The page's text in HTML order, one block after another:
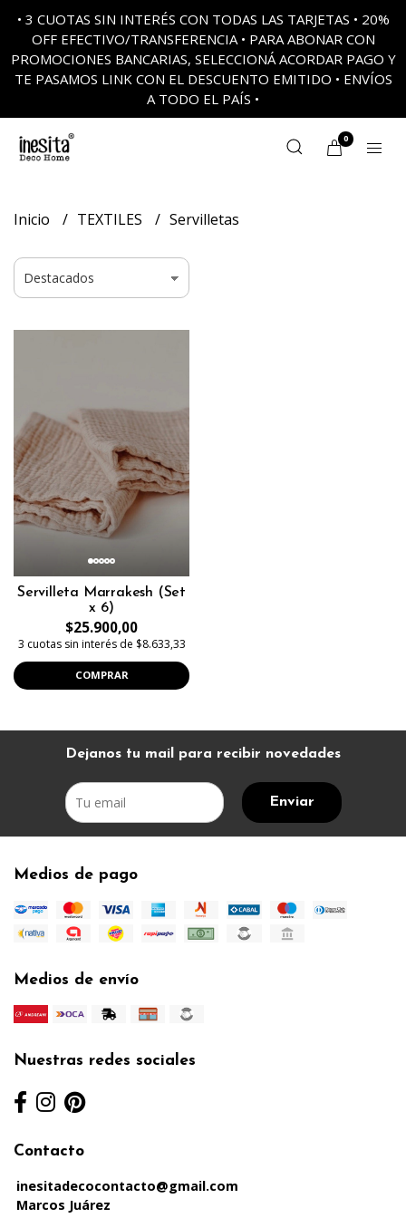
• 3 CUOTAS SIN INTERÉS CON TODAS LAS TARJETAS • 20%
OFF EFECTIVO/TRANSFERENCIA • PARA ABONAR CON
PROMOCIONES BANCARIAS, SELECCIONÁ ACORDAR PAGO Y
TE PASAMOS LINK CON EL DESCUENTO EMITIDO • ENVÍOS
A TODO EL PAÍS •
0
Inicio TEXTILES Servilletas
Servilleta Marrakesh (Set
x 6)
$25.900,00
3 cuotas sin interés de $8.633,33
COMPRAR
Dejanos tu mail para recibir novedades
Enviar
Medios de pago
Medios de envío
Nuestras redes sociales
Contacto
inesitadecocontacto@gmail.com
Marcos Juárez